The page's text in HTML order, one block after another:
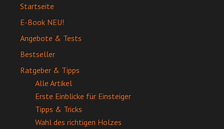
Startseite
E-Book NEU!
Angebote & Tests
Bestseller
Ratgeber & Tipps
Alle Artikel
Erste Einblicke für Einsteiger
Tipps & Tricks
Wahl des richtigen Holzes